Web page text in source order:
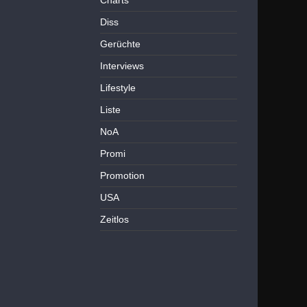
Diss
Gerüchte
Interviews
Lifestyle
Liste
NoA
Promi
Promotion
USA
Zeitlos